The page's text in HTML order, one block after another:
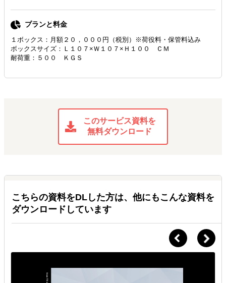
プランと料金
１ボックス：月額２０，０００円（税別）※荷役料・保管料込み
ボックスサイズ：Ｌ１０７×Ｗ１０７×Ｈ１００ ＣＭ
耐荷重：５００ ＫＧＳ
このサービス資料を
無料ダウンロード
こちらの資料をDLした方は、他にもこんな資料を
ダウンロードしています